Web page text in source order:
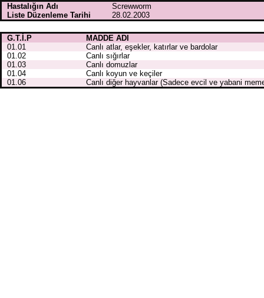
Hastalığın Adı
Screwworm
Liste Düzenleme Tarihi
28.02.2003
G.T.İ.P
MADDE ADI
01.01
Canlı atlar, eşekler, katırlar ve bardolar
01.02
Canlı sığırlar
01.03
Canlı domuzlar
01.04
Canlı koyun ve keçiler
01.06
Canlı diğer hayvanlar (Sadece evcil ve yabani